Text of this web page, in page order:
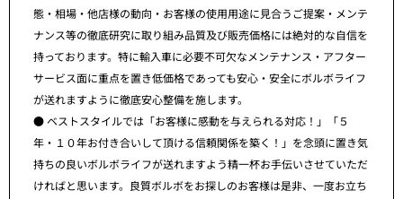
態・相場・他店様の動向・お客様の使用用途に見合うご提案・メンテ
ナンス等の徹底研究に取り組み品質及び販売価格には絶対的な自信を
持っております。特に輸入車に必要不可欠なメンテナンス・アフター
サービス面に重点を置き低価格であっても安心・安全にボルボライフ
が送れますように徹底安心整備を施します。
● ベストスタイルでは「お客様に感動を与えられる対応！」「５
年・１０年お付き合いして頂ける信頼関係を築く！」を念頭に置き気
持ちの良いボルボライフが送れますよう精一杯お手伝いさせていただ
ければと思います。良質ボルボをお探しのお客様は是非、一度お立ち